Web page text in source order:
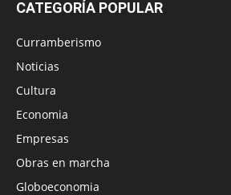
CATEGORÍA POPULAR
Curramberismo
Noticias
Cultura
Economia
Empresas
Obras en marcha
Globoeconomia